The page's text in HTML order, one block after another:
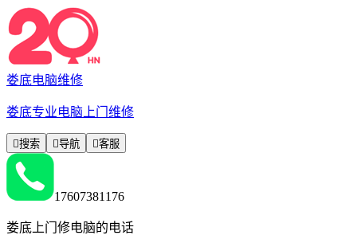
娄底电脑维修
娄底专业电脑上门维修
搜索 导航 客服
17607381176
娄底上门修电脑的电话